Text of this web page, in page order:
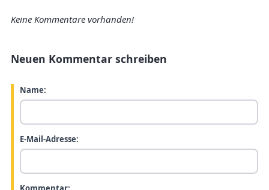
Keine Kommentare vorhanden!
Neuen Kommentar schreiben
Name:
E-Mail-Adresse: